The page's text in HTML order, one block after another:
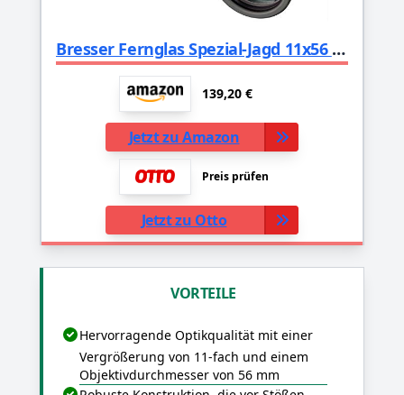
Bresser Fernglas Spezial-Jagd 11x56 mit Bak-4 Glasmaterial und voller Mehrschichtvergütung inklusive Stativanschlussgewinde, Trageriemen und Tasche
139,20 €
Jetzt zu Amazon
Preis prüfen
Jetzt zu Otto
VORTEILE
Hervorragende Optikqualität mit einer
Vergrößerung von 11-fach und einem
Objektivdurchmesser von 56 mm